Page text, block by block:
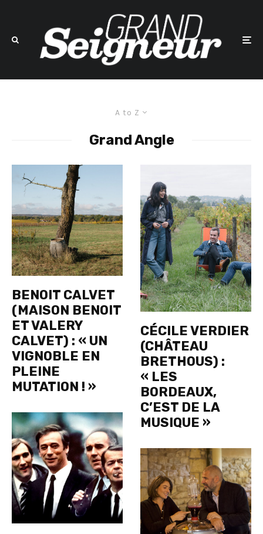
A to Z
Grand Angle
BENOIT CALVET
(MAISON BENOIT
ET VALERY
CALVET) : « UN
VIGNOBLE EN
PLEINE
MUTATION ! »
CÉCILE VERDIER
(CHÂTEAU
BRETHOUS) :
« LES
BORDEAUX,
C’EST DE LA
MUSIQUE »